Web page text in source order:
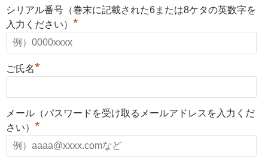
シリアル番号（巻末に記載された6または8ケタの英数字を
入力ください） *
ご氏名*
メール（パスワードを受け取るメールアドレスを入力くだ
さい） *